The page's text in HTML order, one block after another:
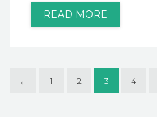
READ MORE
← 1 2 3 4